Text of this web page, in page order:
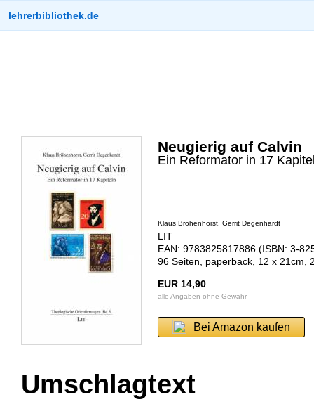
lehrerbibliothek.de
Neugierig auf Calvin
Ein Reformator in 17
Klaus Bröhenhorst, Gerrit Degenhardt
LIT
EAN: 9783825817886 (ISBN: 3-
96 Seiten, paperback, 12 x 21cm,
EUR 14,90
alle Angaben ohne Gewähr
Bei Amazon kaufen
Umschlagtext